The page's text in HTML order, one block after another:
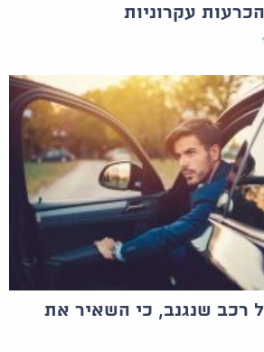
עקרוניות
רכב שנגנב, כי השאיר את